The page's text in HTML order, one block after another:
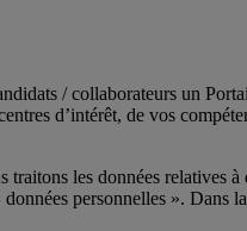
/ collaborateurs un
d’intérêt, de vos
les données relatives
personnelles ». Dans